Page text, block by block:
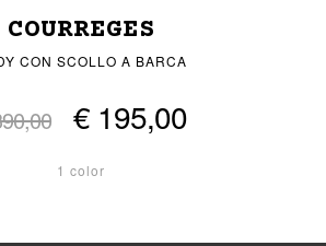
COURREGES
CON SCOLLO A BARCA
€ 195,00
1 color